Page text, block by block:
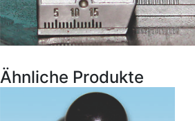
Ähnliche Produkte